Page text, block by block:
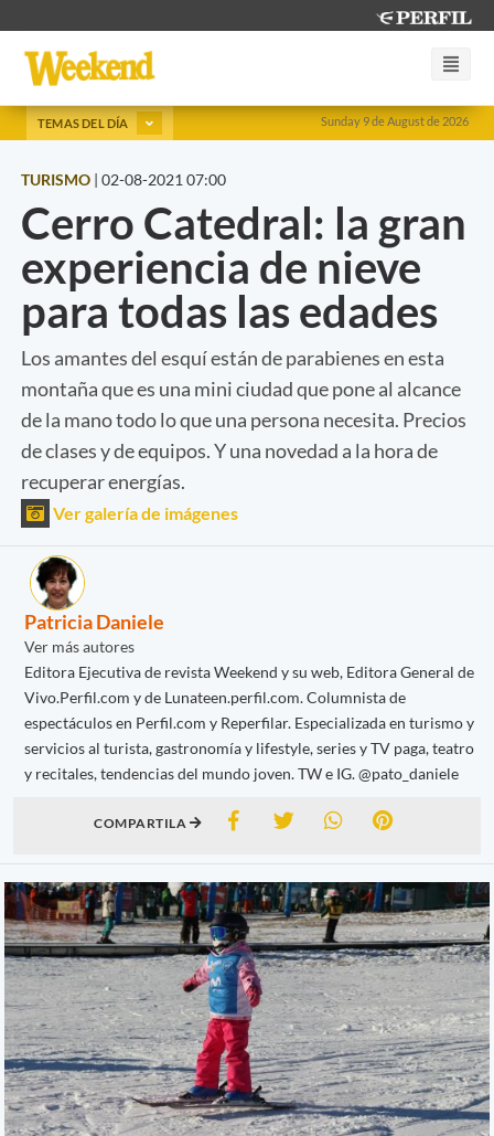
Sunday 9 de August de 2026
TEMAS DEL DÍA
TURISMO | 02-08-2021 07:00
Cerro Catedral: la gran
experiencia de nieve
para todas las edades
Los amantes del esquí están de parabienes en esta
montaña que es una mini ciudad que pone al alcance
de la mano todo lo que una persona necesita. Precios
de clases y de equipos. Y una novedad a la hora de
recuperar energías.
Ver galería de imágenes
Patricia Daniele
Ver más autores
Editora Ejecutiva de revista Weekend y su web, Editora General de
Vivo.Perfil.com y de Lunateen.perfil.com. Columnista de
espectáculos en Perfil.com y Reperfilar. Especializada en turismo y
servicios al turista, gastronomía y lifestyle, series y TV paga, teatro
y recitales, tendencias del mundo joven. TW e IG. @pato_daniele
COMPARTILA